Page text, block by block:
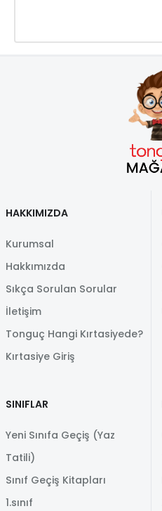
HAKKIMIZDA
Kurumsal
Hakkımızda
Sıkça Sorulan Sorular
İletişim
Tonguç Hangi Kırtasiyede?
Kırtasiye Giriş
SINIFLAR
Yeni Sınıfa Geçiş (Yaz
Tatili)
Sınıf Geçiş Kitapları
1.sınıf